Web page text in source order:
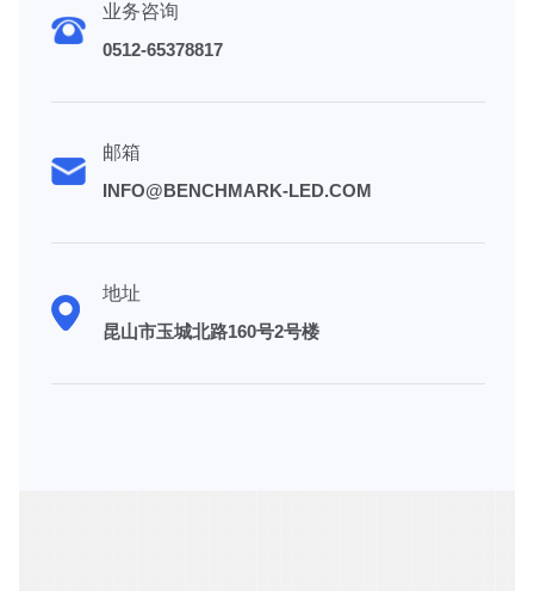
业务咨询
0512-65378817
邮箱
INFO@BENCHMARK-LED.COM
地址
昆山市玉城北路160号2号楼